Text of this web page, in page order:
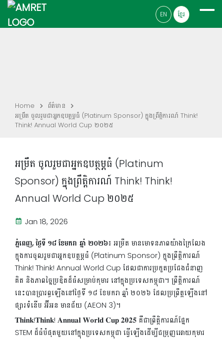
EN ខ្មែរ
Home
ព័ត៌មាន
អម្រឹត ចូលរួមជាអ្នកឧបត្ថម្ភធំ (Platinum Sponsor) ក្នុងព្រឹត្តិការណ៍ Think!
Think! Annual World Cup ២០២៥
អម្រឹត ចូលរួមជាអ្នកឧបត្ថម្ភធំ (Platinum
Sponsor) ក្នុងព្រឹត្តិការណ៍ Think! Think!
Annual World Cup ២០២៥
Jan 18, 2026
ភ្នំពេញ, ថ្ងៃទី ១៨ ខែមករា ឆ្នាំ ២០២៦៖ អម្រឹត មានមោទនភាពយ៉ាងក្រៃលែង
ក្នុងការចូលរួមជាអ្នកឧបត្ថម្ភធំ (Platinum Sponsor) ក្នុងព្រឹត្តិការណ៍
Think! Think! Annual World Cup ដែលជាការប្រកួតប្រជែងជំនាញ
គិត និងភាពច្នៃប្រឌិតដ៏ធំសម្រាប់កុមារ នៅក្នុងប្រទេសកម្ពុជា។ ព្រឹត្តិការណ៍
នេះបានប្រារព្ធឡើងនៅថ្ងៃទី ១៨ ខែមករា ឆ្នាំ ២០២៦ ដែលប្រព្រឹត្តឡើងនៅ
ផ្សារទំនើប អ៊ីអន មានជ័យ (AEON 3)។
𝐓𝐡𝐢𝐧𝐤!𝐓𝐡𝐢𝐧𝐤! 𝐀𝐧𝐧𝐮𝐚𝐥 𝐖𝐨𝐫𝐥𝐝 𝐂𝐮𝐩 𝟐𝟎𝟐𝟓 គឺជាព្រឹត្តិការណ៍ផ្នែក
STEM ដ៏ធំបំផុតមួយនៅក្នុងប្រទេសកម្ពុជា ធ្វើឡើងដើម្បីជម្រុញអោយកុមារ